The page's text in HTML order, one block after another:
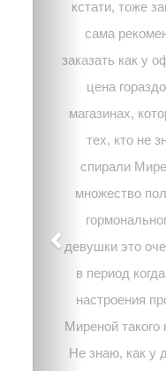
кстати, тоже
сама
заказать как у
цена
магазинах,
тех, кто не
спирали
множество
девушки это
в период
настроения
Миреной такого
Не знаю, как у